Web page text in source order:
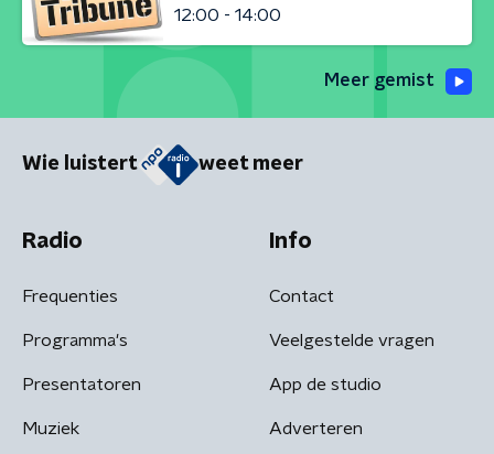
12:00 - 14:00
Meer gemist
Wie luistert weet meer
Radio
Frequenties
Programma's
Presentatoren
Muziek
Info
Contact
Veelgestelde vragen
App de studio
Adverteren